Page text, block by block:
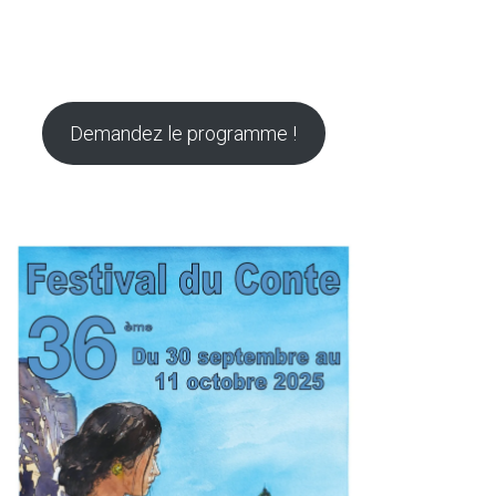
Demandez le programme !